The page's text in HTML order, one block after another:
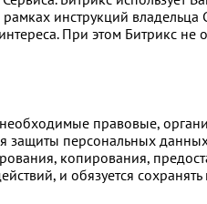
инструкций владельца
При этом Битрикс не
правовые,
защиты персональных
копирования,
и обязуется